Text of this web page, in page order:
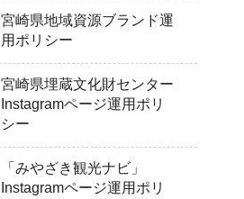
宮崎県地域資源ブランド運
用ポリシー
宮崎県埋蔵文化財センター
Instagramページ運用ポリ
シー
「みやざき観光ナビ」
Instagramページ運用ポリ